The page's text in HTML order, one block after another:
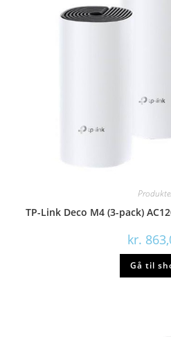
TP-Link Deco M4 (3-pack)
kr.
Gå til